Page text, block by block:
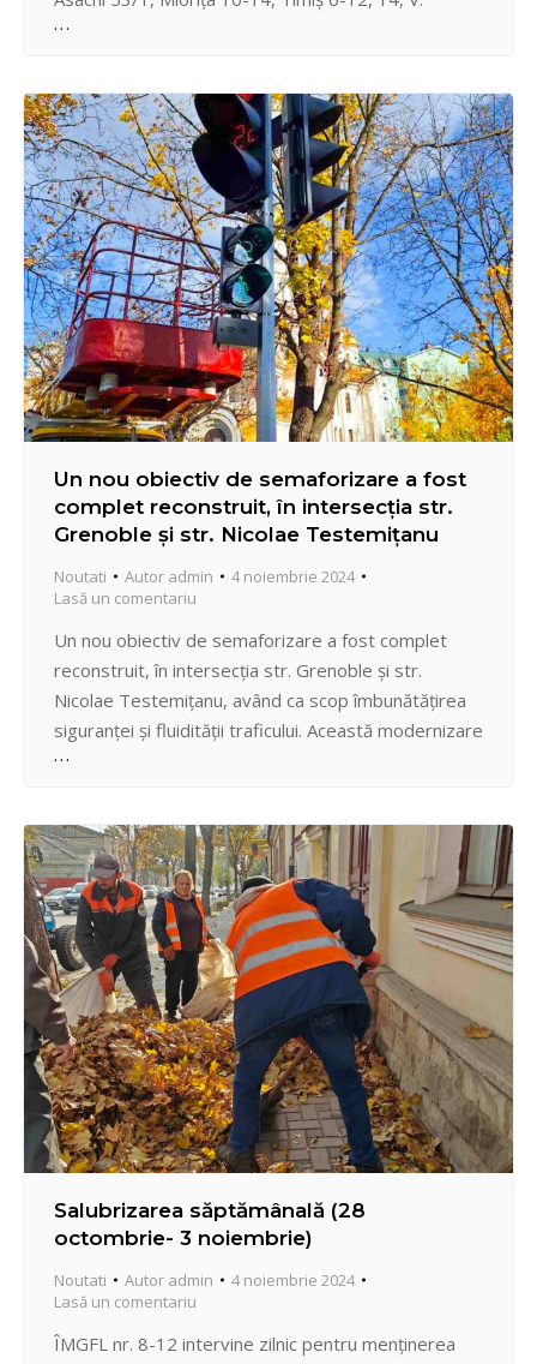
Korolenko 5, Grenoble 163/2, C. Vîrnav 19, Hîncești
Armenească 30, Melestiu 26/9, Hrușca 2, Tisa 5,
Lacului 20,…
Un nou obiectiv de semaforizare a fost
complet reconstruit, în intersecția str.
Grenoble și str. Nicolae Testemițanu
Noutati Autor admin
4 noiembrie 2024
Lasă un comentariu
Un nou obiectiv de semaforizare a fost complet
reconstruit, în intersecția str. Grenoble și str.
Nicolae Testemițanu, având ca scop îmbunătățirea
siguranței și fluidității traficului. Această modernizare
contribuie la protejarea tuturor participanților la
Montarea a 6 piloni noi și pozarea a 500 metri de
cablu; -…
Salubrizarea săptămânală (28
octombrie- 3 noiembrie)
Noutati Autor admin
4 noiembrie 2024
Lasă un comentariu
ÎMGFL nr. 8-12 intervine zilnic pentru menținerea